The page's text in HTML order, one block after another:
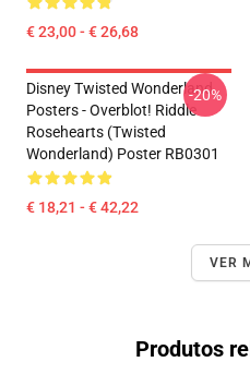
€ 23,00 - € 26,68
Disney Twisted Wonderland
Posters - Overblot! Riddle
Rosehearts (Twisted
Wonderland) Poster RB0301
€ 18,21 - € 42,22
-20%
VER
Produtos